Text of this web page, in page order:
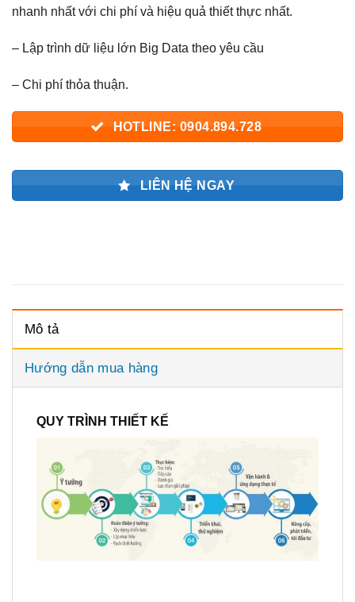
nhanh nhất với chi phí và hiệu quả thiết thực nhất.
– Lập trình dữ liệu lớn Big Data theo yêu cầu
– Chi phí thỏa thuận.
HOTLINE: 0904.894.728
LIÊN HỆ NGAY
Mô tả
Hướng dẫn mua hàng
QUY TRÌNH THIẾT KẾ